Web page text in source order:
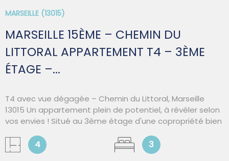
MARSEILLE (13015)
MARSEILLE 15ÈME – CHEMIN DU
LITTORAL APPARTEMENT T4 – 3ÈME
ÉTAGE –...
T4 avec vue dégagée – Chemin du Littoral, Marseille
13015 Un appartement plein de potentiel, à révéler selon
vos envies ! Situé au 3ème étage d'une copropriété bien
volumes, sa lumineuse exposition plein sud et sa vue
dégagée. Un cadre idéal pour se projeter et imaginer un
4 3